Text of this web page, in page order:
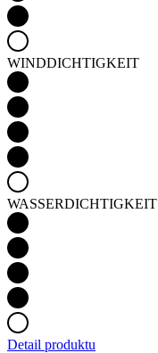
WINDDICHTIGKEIT
WASSERDICHTIGKEIT
Detail produktu